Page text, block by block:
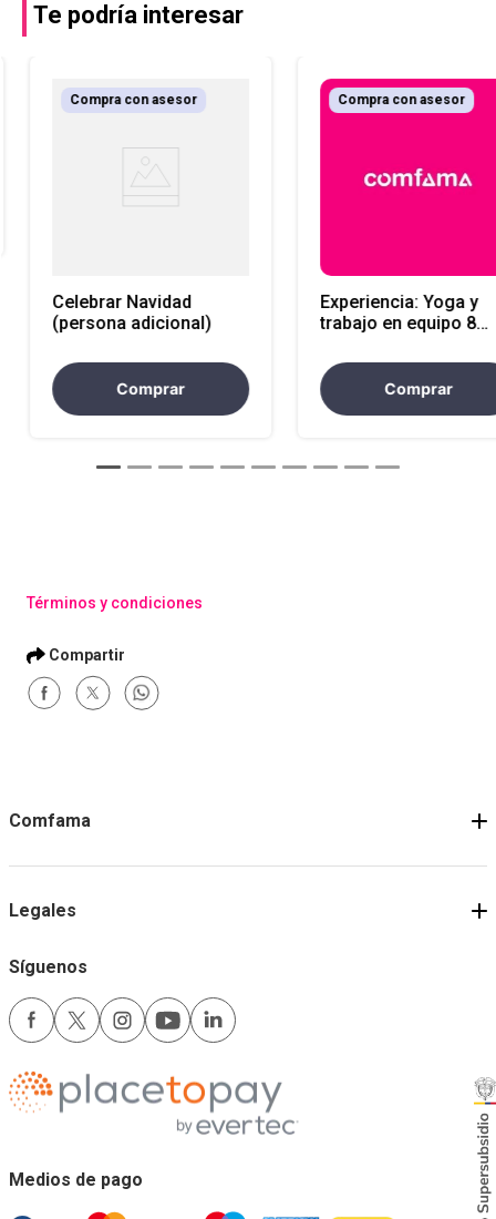
Te podría interesar
Celebrar Navidad
(persona adicional)
Comprar
Compra con asesor
Experiencia: Yoga y
trabajo en equipo 8
Comprar
Compra con asesor
Términos y condiciones
Comfama
Legales
Síguenos
Medios de pago